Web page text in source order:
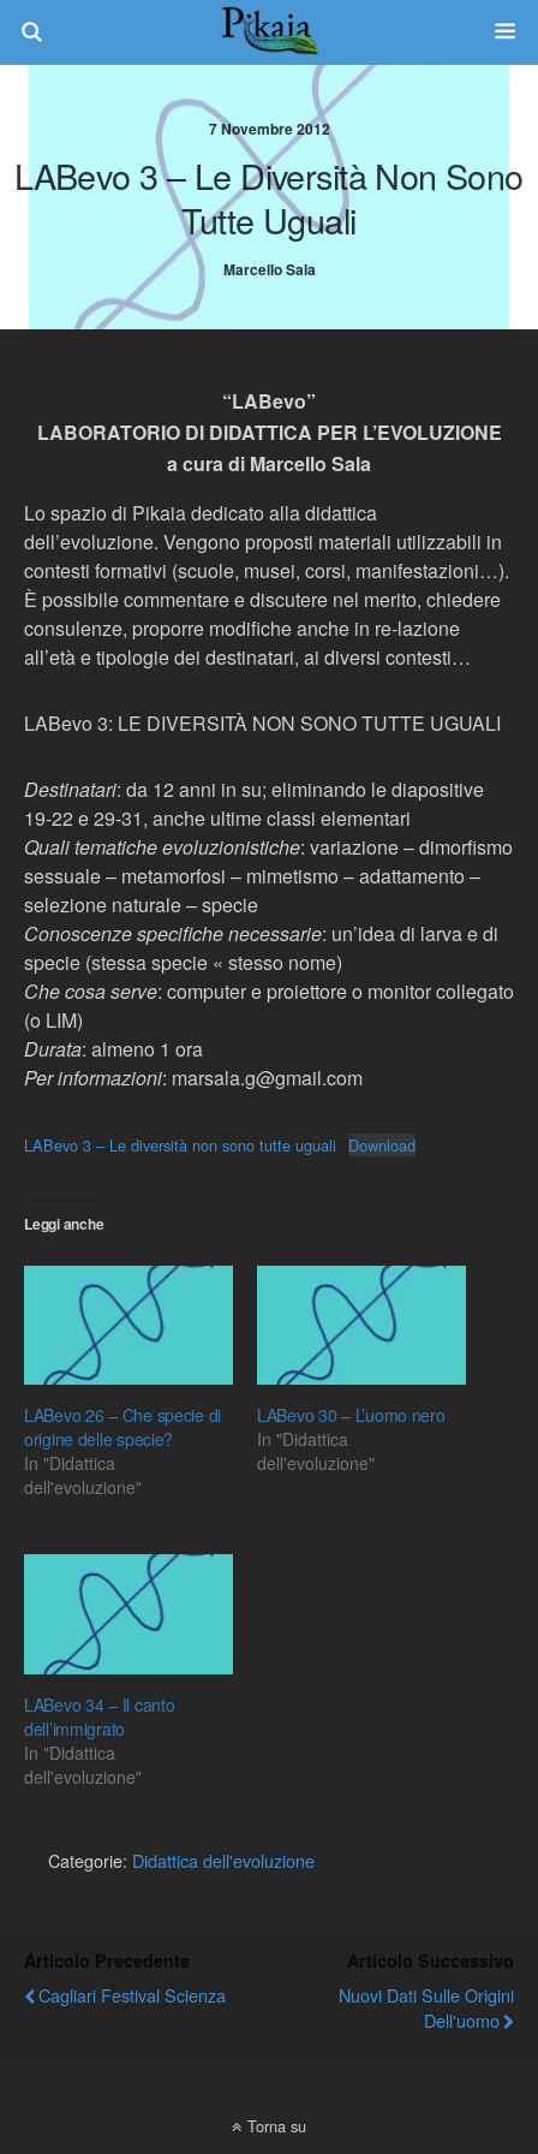
7 Novembre 2012
LABevo 3 – Le Diversità Non Sono
Tutte Uguali
Marcello Sala
“LABevo”
LABORATORIO DI DIDATTICA PER L’EVOLUZIONE
a cura di Marcello Sala
Lo spazio di Pikaia dedicato alla didattica
dell’evoluzione. Vengono proposti materiali utilizzabili in
contesti formativi (scuole, musei, corsi, manifestazioni…).
È possibile commentare e discutere nel merito, chiedere
consulenze, proporre modifiche anche in re-lazione
all’età e tipologie dei destinatari, ai diversi contesti…
LABevo 3: LE DIVERSITÀ NON SONO TUTTE UGUALI
Destinatari: da 12 anni in su; eliminando le diapositive
19-22 e 29-31, anche ultime classi elementari
Quali tematiche evoluzionistiche: variazione – dimorfismo
sessuale – metamorfosi – mimetismo – adattamento –
selezione naturale – specie
Conoscenze specifiche necessarie: un’idea di larva e di
specie (stessa specie « stesso nome)
Che cosa serve: computer e proiettore o monitor collegato
(o LIM)
Durata: almeno 1 ora
Per informazioni: marsala.g@gmail.com
LABevo 3 – Le diversità non sono tutte uguali Download
Leggi anche
LABevo 26 – Che specie di
origine delle specie?
In "Didattica
dell'evoluzione"
LABevo 30 – L’uomo nero
In "Didattica
dell'evoluzione"
LABevo 34 – Il canto
dell’immigrato
In "Didattica
dell'evoluzione"
Categorie: Didattica dell'evoluzione
Articolo Precedente
Cagliari Festival Scienza
Articolo Successivo
Nuovi Dati Sulle Origini
Dell'uomo
Torna su